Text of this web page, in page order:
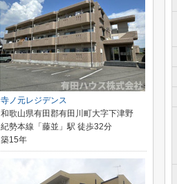
寺ノ元レジデンス
和歌山県有田郡有田川町大字下津野
紀勢本線「藤並」駅 徒歩32分
築15年